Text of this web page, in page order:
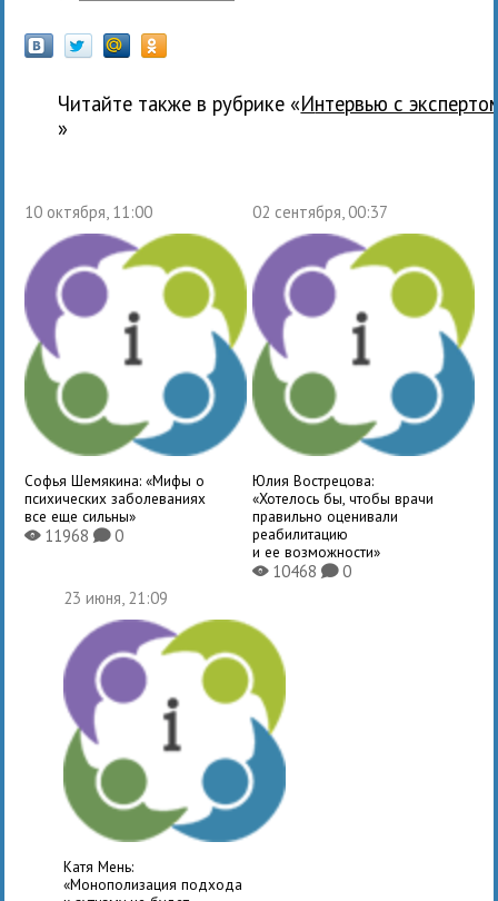
Читайте также в рубрике «
Интервью с
»
10 октября, 11:00
Софья Шемякина: «Мифы о
психических заболеваниях
все еще сильны»
X11968K0
02 сентября, 00:37
Юлия Вострецова:
«Хотелось бы, чтобы врачи
правильно оценивали
реабилитацию
и ее возможности»
X10468 K0
23 июня, 21:09
Катя Мень:
«Монополизация подхода